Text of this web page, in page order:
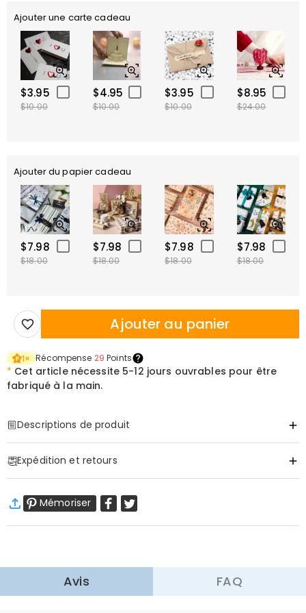
Ajouter une carte cadeau
$3.95
$10.00
$4.95
$10.00
$3.95
$10.00
$8.95
$24.00
Ajouter du papier cadeau
$7.98
$18.00
$7.98
$18.00
$7.98
$18.00
$7.98
$18.00
Ajouter au panier
1× Récompense 29 Points
* Cet article nécessite 5-12 jours ouvrables pour être
fabriqué à la main.
Descriptions de produit
Informations de base
Matériau:Acrylique
Épaisseur (cm):1.4
Expédition et retours
Livraison standard:9-18Jours ouvrables
En savoir plus
Mémoriser
Avis FAQ